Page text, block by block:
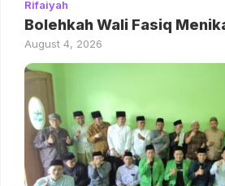
Rifaiyah
Bolehkah Wali Fasiq
August 4, 2026